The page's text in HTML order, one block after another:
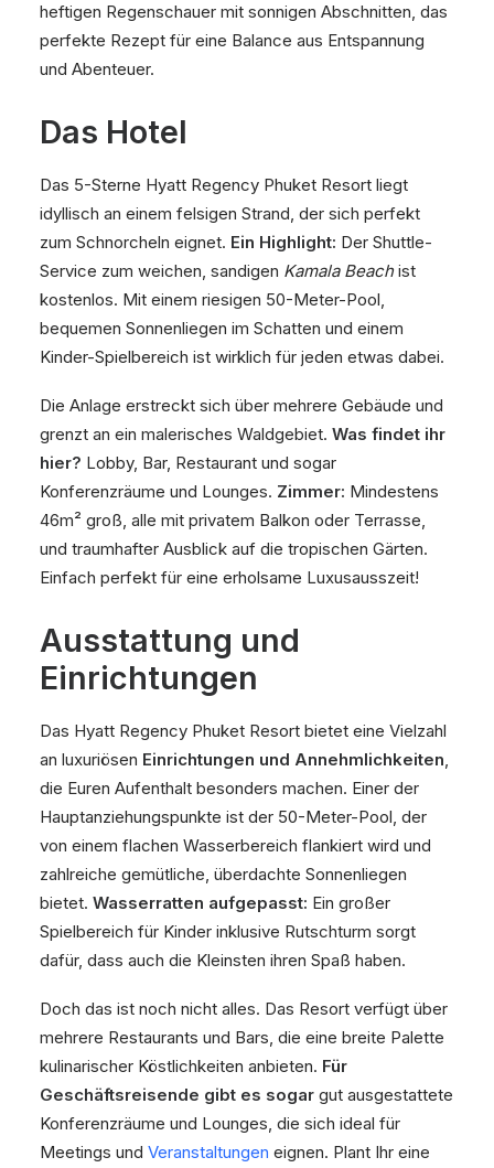
heftigen Regenschauer mit sonnigen Abschnitten, das
perfekte Rezept für eine Balance aus Entspannung
und Abenteuer.
Das Hotel
Das 5-Sterne Hyatt Regency Phuket Resort liegt
idyllisch an einem felsigen Strand, der sich perfekt
zum Schnorcheln eignet. Ein Highlight: Der Shuttle-
Service zum weichen, sandigen Kamala Beachist
kostenlos. Mit einem riesigen 50-Meter-Pool,
bequemen Sonnenliegen im Schatten und einem
Kinder-Spielbereich ist wirklich für jeden etwas dabei.
Die Anlage erstreckt sich über mehrere Gebäude und
grenzt an ein malerisches Waldgebiet. Was findet ihr
hier? Lobby, Bar, Restaurant und sogar
Konferenzräume und Lounges. Zimmer: Mindestens
46m² groß, alle mit privatem Balkon oder Terrasse,
und traumhafter Ausblick auf die tropischen Gärten.
Einfach perfekt für eine erholsame Luxusausszeit!
Ausstattung und
Einrichtungen
Das Hyatt Regency Phuket Resort bietet eine Vielzahl
an luxuriösen Einrichtungen und Annehmlichkeiten,
die Euren Aufenthalt besonders machen. Einer der
Hauptanziehungspunkte ist der 50-Meter-Pool, der
von einem flachen Wasserbereich flankiert wird und
zahlreiche gemütliche, überdachte Sonnenliegen
bietet. Wasserratten aufgepasst: Ein großer
Spielbereich für Kinder inklusive Rutschturm sorgt
dafür, dass auch die Kleinsten ihren Spaß haben.
Doch das ist noch nicht alles. Das Resort verfügt über
mehrere Restaurants und Bars, die eine breite Palette
kulinarischer Köstlichkeiten anbieten. Für
Geschäftsreisende gibt es sogar gut ausgestattete
Konferenzräume und Lounges, die sich ideal für
Meetings und Veranstaltungen eignen. Plant Ihr eine